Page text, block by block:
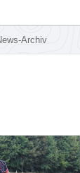
Archiv